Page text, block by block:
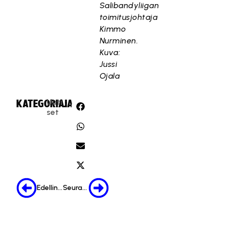
Salibandyliigan
toimitusjohtaja
Kimmo
Nurminen.
Kuva:
Jussi
Ojala
KATEGORIA:
Uuti
set
JAA:
Edellinen Seuraava